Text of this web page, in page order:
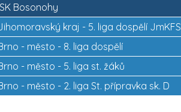
Bosonohy
kraj - 5. liga dospělí JmKFS
- město - 8. liga dospělí
- město - 5. liga st. žáků
- město - 2. liga St. přípravka sk. D